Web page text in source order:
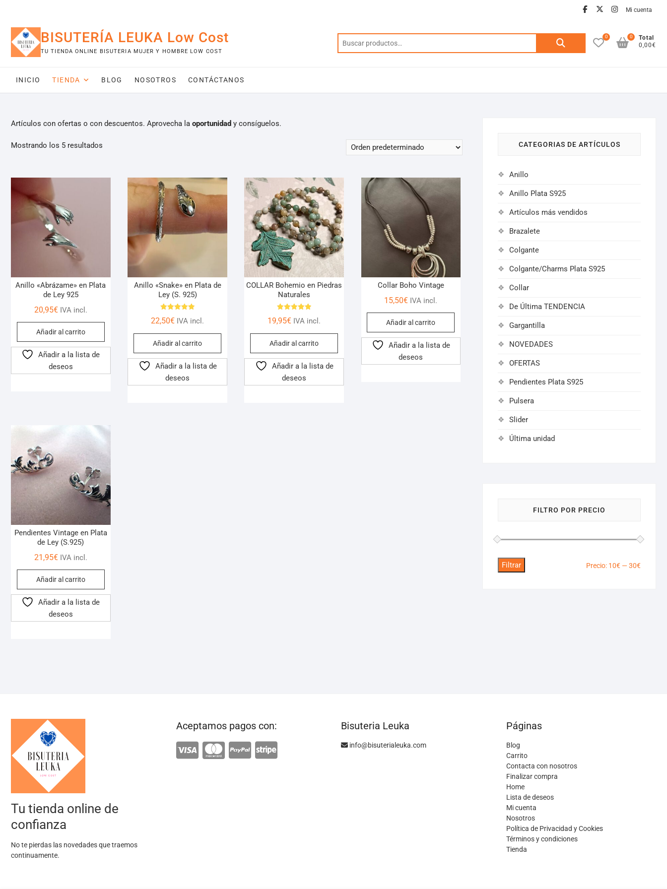
contenido
facebook
twitter
instagram
Mi cuenta
BISUTERÍA LEUKA Low Cost
TU TIENDA ONLINE BISUTERIA MUJER Y HOMBRE LOW COST
Buscar
0
Total
0,00€
0
INICIO TIENDA BLOG NOSOTROS CONTÁCTANOS
Artículos con ofertas o con descuentos. Aprovecha la oportunidad y consíguelos.
Mostrando los 5 resultados
Anillo «Abrázame» en Plata
de Ley 925
20,95€ IVA incl.
Añadir al carrito
Añadir a la lista de
deseos
Anillo «Snake» en Plata de
Ley (S. 925)
con
de 5
22,50€ IVA incl.
Añadir al carrito
Añadir a la lista de
deseos
COLLAR Bohemio en Piedras
Naturales
con
de 5
19,95€ IVA incl.
Añadir al carrito
Añadir a la lista de
deseos
Collar Boho Vintage
15,50€ IVA incl.
Añadir al carrito
Añadir a la lista de
deseos
Pendientes Vintage en Plata
de Ley (S.925)
21,95€ IVA incl.
Añadir al carrito
Añadir a la lista de
deseos
CATEGORIAS DE ARTÍCULOS
Anillo
Anillo Plata S925
Artículos más vendidos
Brazalete
Colgante
Colgante/Charms Plata S925
Collar
De Última TENDENCIA
Gargantilla
NOVEDADES
OFERTAS
Pendientes Plata S925
Pulsera
Slider
Última unidad
FILTRO POR PRECIO
Precio
Precio
Filtrar Precio: 10€ —30€
Tu tienda online de
confianza
No te pierdas las novedades que traemos
continuamente.
Aceptamos pagos con: Bisuteria Leuka
info@bisuterialeuka.com
Páginas
Blog
Carrito
Contacta con nosotros
Finalizar compra
Home
Lista de deseos
Mi cuenta
Nosotros
Política de Privacidad y Cookies
Términos y condiciones
Tienda